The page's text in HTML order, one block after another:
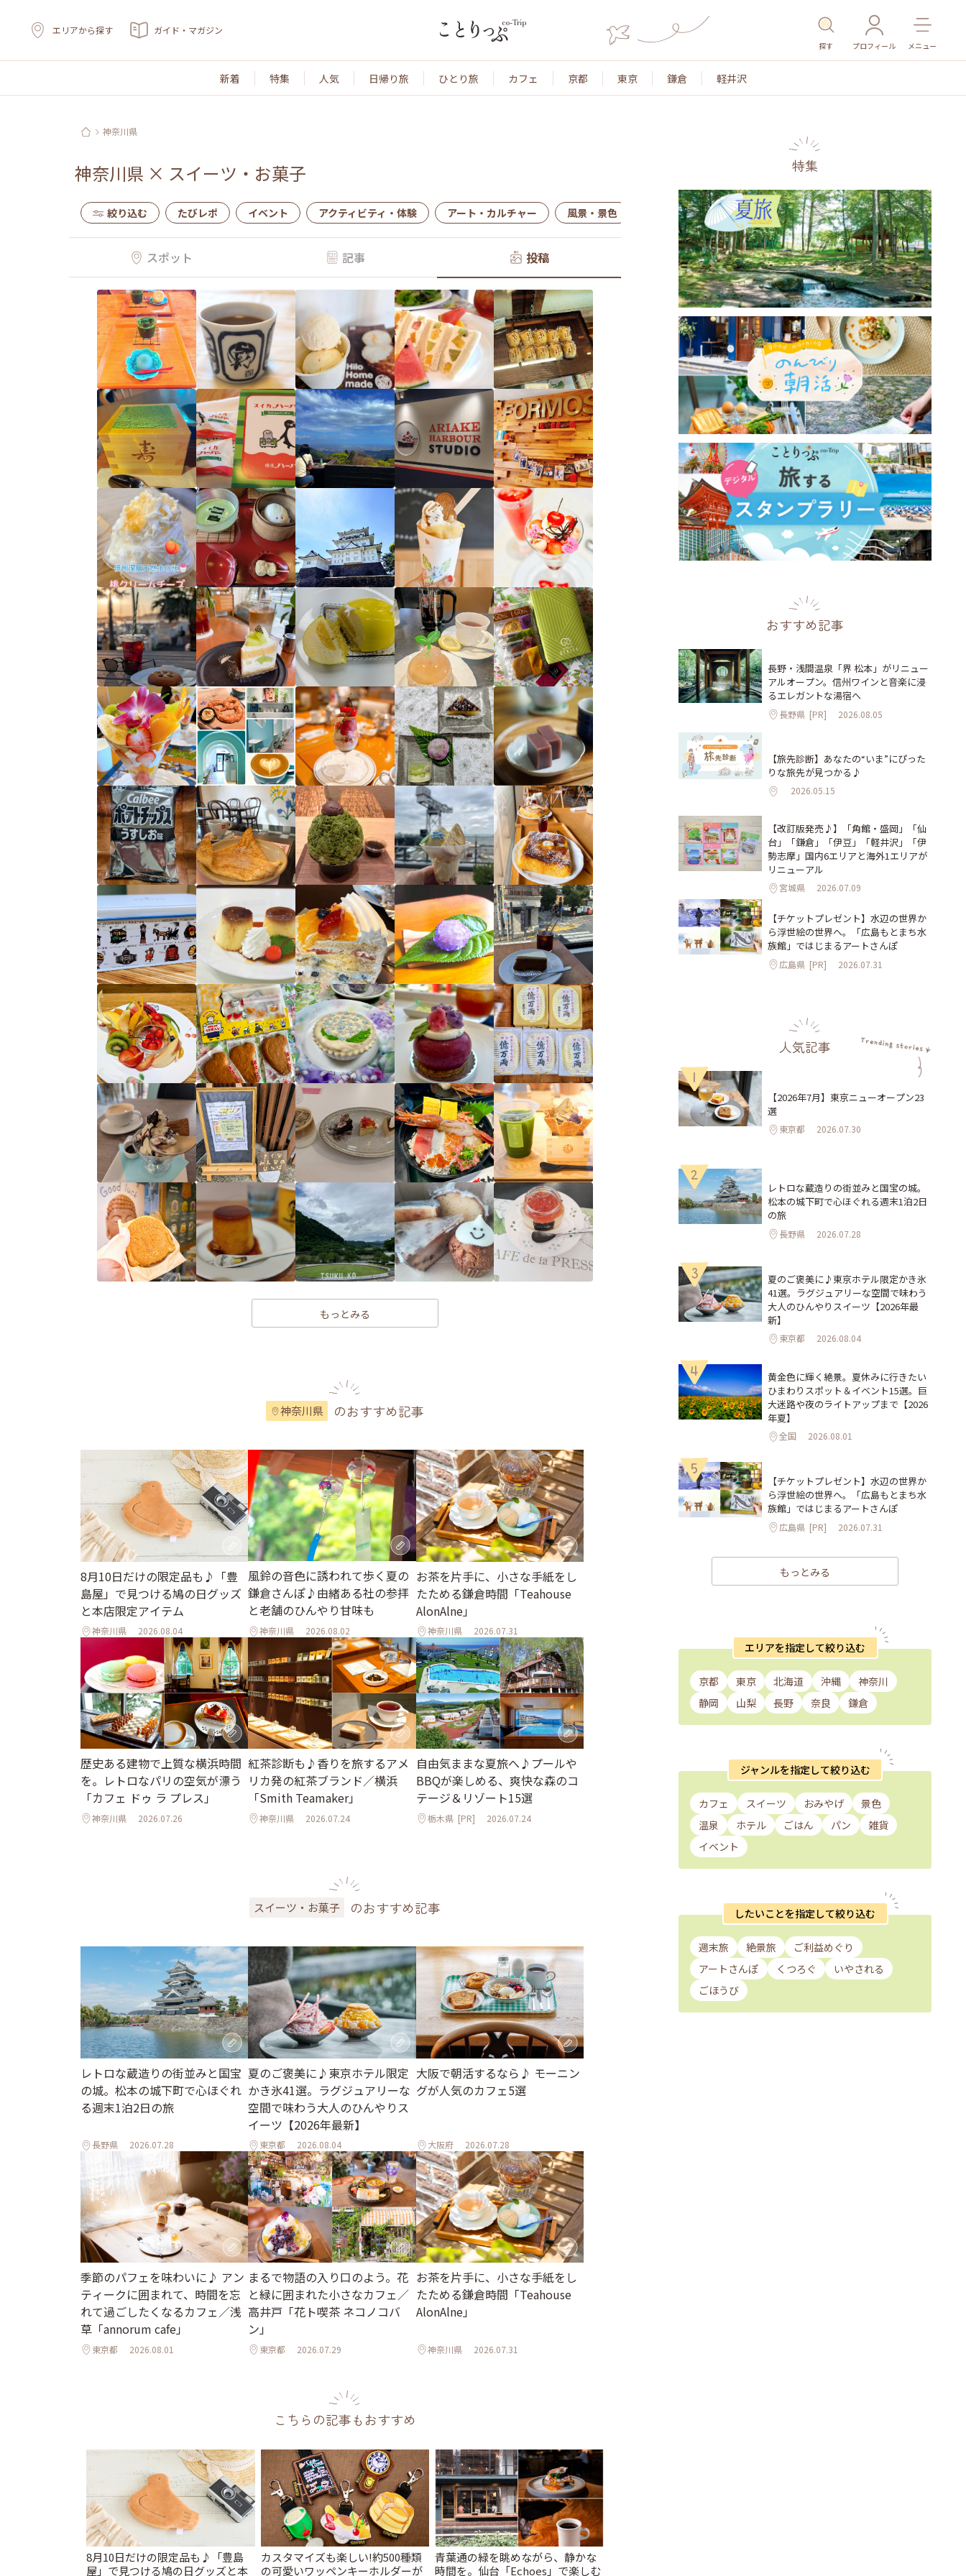
エリアから探す ガイド・マガジン
探す プロフィール メニュー
新着 特集 人気 日帰り旅 ひとり旅 カフェ 京都 東京 鎌倉 軽井沢
神奈川県
神奈川県 × スイーツ・お菓子
絞り込む たびレポ イベント アクティビティ・体験 アート・カルチャー 風景・景色 名所・旧跡 温泉・スパ その他施設 ごはん
スポット 記事 投稿
もっとみる
神奈川県 のおすすめ記事
8月10日だけの限定品も♪「豊
島屋」で見つける鳩の日グッズ
と本店限定アイテム
神奈川県 2026.08.04
風鈴の音色に誘われて歩く夏の
鎌倉さんぽ♪由緒ある社の参拝
と老舗のひんやり甘味も
神奈川県 2026.08.02
お茶を片手に、小さな手紙をし
たためる鎌倉時間「Teahouse
AlonAlne」
神奈川県 2026.07.31
歴史ある建物で上質な横浜時間
を。レトロなパリの空気が漂う
「カフェ ドゥ ラ プレス」
神奈川県 2026.07.26
紅茶診断も♪香りを旅するアメ
リカ発の紅茶ブランド／横浜
「Smith Teamaker」
神奈川県 2026.07.24
自由気ままな夏旅へ♪プールや
BBQが楽しめる、爽快な森のコ
テージ＆リゾート15選
栃木県[PR] 2026.07.24
スイーツ・お菓子 のおすすめ記事
レトロな蔵造りの街並みと国宝
の城。松本の城下町で心ほぐれ
る週末1泊2日の旅
長野県 2026.07.28
夏のご褒美に♪東京ホテル限定
かき氷41選。ラグジュアリーな
空間で味わう大人のひんやりス
イーツ【2026年最新】
東京都 2026.08.04
大阪で朝活するなら♪ モーニン
グが人気のカフェ5選
大阪府 2026.07.28
季節のパフェを味わいに♪ アン
ティークに囲まれて、時間を忘
れて過ごしたくなるカフェ／浅
草「annorum cafe」
東京都 2026.08.01
まるで物語の入り口のよう。花
と緑に囲まれた小さなカフェ／
高井戸「花ト喫茶 ネコノコバ
ン」
東京都 2026.07.29
お茶を片手に、小さな手紙をし
たためる鎌倉時間「Teahouse
AlonAlne」
神奈川県 2026.07.31
こちらの記事もおすすめ
8月10日だけの限定品も♪「豊島
屋」で見つける鳩の日グッズと本
カスタマイズも楽しい!約500種類
の可愛いワッペンキーホルダーが
青葉通の緑を眺めながら、静かな
時間を。仙台「Echoes」で楽しむ
特集
おすすめ記事
長野・浅間温泉「界 松本」がリニュー
アルオープン。信州ワインと音楽に浸
るエレガントな湯宿へ
長野県 [PR] 2026.08.05
【旅先診断】あなたの“いま”にぴった
りな旅先が見つかる♪
2026.05.15
【改訂版発売♪】「角館・盛岡」「仙
台」「鎌倉」「伊豆」「軽井沢」「伊
勢志摩」国内6エリアと海外1エリアが
リニューアル
宮城県 2026.07.09
【チケットプレゼント】水辺の世界か
ら浮世絵の世界へ。「広島もとまち水
族館」ではじまるアートさんぽ
広島県 [PR] 2026.07.31
人気記事
1
【2026年7月】東京ニューオープン23
選
東京都 2026.07.30
2
レトロな蔵造りの街並みと国宝の城。
松本の城下町で心ほぐれる週末1泊2日
の旅
長野県 2026.07.28
3
夏のご褒美に♪東京ホテル限定かき氷
41選。ラグジュアリーな空間で味わう
大人のひんやりスイーツ【2026年最
新】
東京都 2026.08.04
4
黄金色に輝く絶景。夏休みに行きたい
ひまわりスポット＆イベント15選。巨
大迷路や夜のライトアップまで【2026
年夏】
全国 2026.08.01
5
【チケットプレゼント】水辺の世界か
ら浮世絵の世界へ。「広島もとまち水
族館」ではじまるアートさんぽ
広島県 [PR] 2026.07.31
もっとみる
エリアを指定して絞り込む
京都 東京 北海道 沖縄
神奈川
静岡
山梨 長野 奈良 鎌倉
ジャンルを指定して絞り込む
カフェ スイーツ おみやげ
景色
温泉
ホテル ごはん パン
雑貨
イベント
したいことを指定して絞り込む
週末旅 絶景旅
ご利益めぐり
アートさんぽ
くつろぐ
いやされる
ごほうび